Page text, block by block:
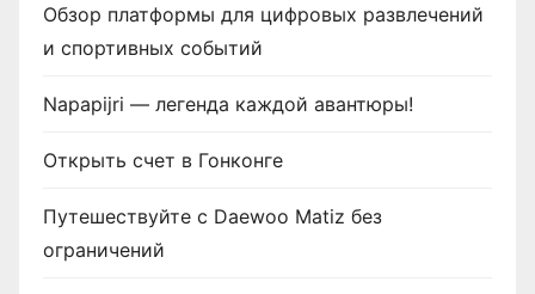
Обзор платформы для цифровых развлечений
и спортивных событий
Napapijri — легенда каждой авантюры!
Открыть счет в Гонконге
Путешествуйте с Daewoo Matiz без
ограничений